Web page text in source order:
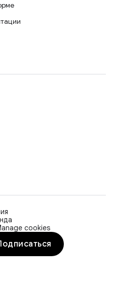
cookies